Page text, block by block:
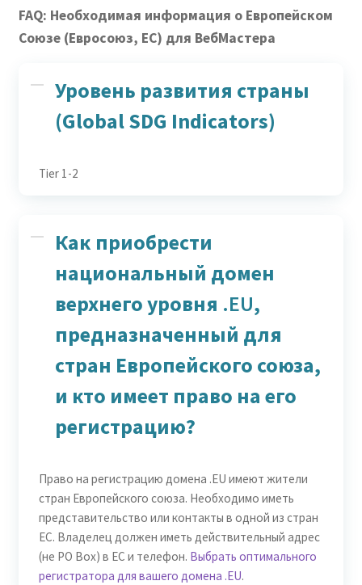
Sort by
FAQ: Необходимая информация о Европейском
Союзе (Евросоюз, ЕС) для ВебМастера
Уровень развития страны
(Global SDG Indicators)
Tier 1-2
Как приобрести
национальный домен
верхнего уровня .EU,
предназначенный для
стран Европейского союза,
и кто имеет право на его
регистрацию?
Право на регистрацию домена .EU имеют жители
стран Европейского союза. Необходимо иметь
представительство или контакты в одной из стран
ЕС. Владелец должен иметь действительный адрес
(не PO Box) в ЕС и телефон. Выбрать оптимального
регистратора для вашего домена .EU.